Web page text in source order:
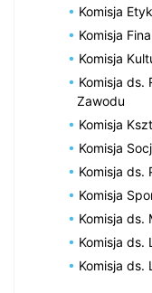
Komisja
Komisja
Komisja
Komisja ds.
Zawodu
Komisja
Komisja
Komisja
Komisja
Komisja ds.
Komisja ds.
Komisja ds.